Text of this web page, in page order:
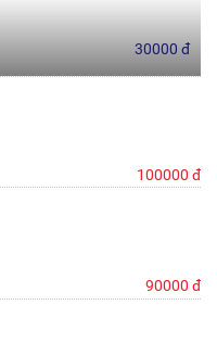
30000 đ
100000 đ
90000 đ